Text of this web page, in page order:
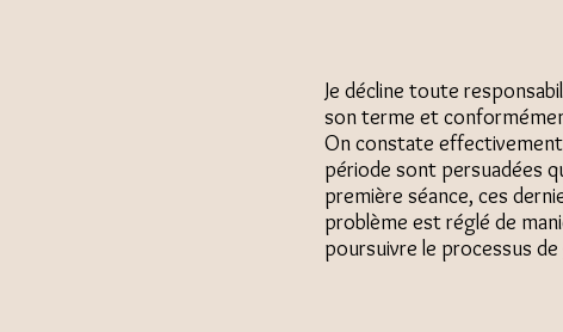
Je décline toute
son terme et
On constate
période sont persuadées
première séance, ces
problème est réglé de
poursuivre le processus